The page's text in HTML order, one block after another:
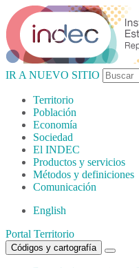
IR A NUEVO SITIO
Territorio
Población
Economía
Sociedad
El INDEC
Productos y servicios
Métodos y definiciones
Comunicación
English
Portal Territorio
Códigos y cartografía